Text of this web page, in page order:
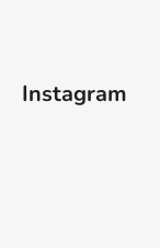
Instagram